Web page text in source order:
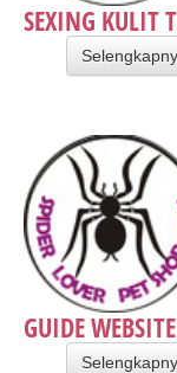
SEXING KULIT
GUIDE WEBSITE